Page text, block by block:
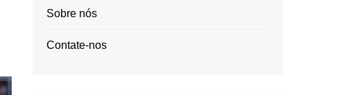
Sobre nós
Contate-nos